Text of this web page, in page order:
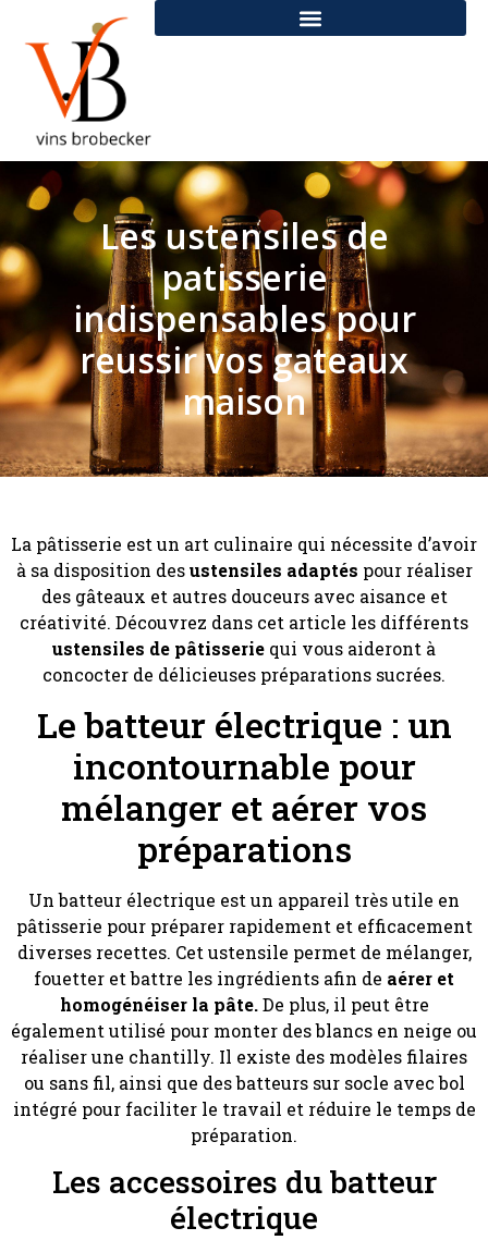
Les ustensiles de
patisserie
indispensables pour
reussir vos gateaux
maison
La pâtisserie est un art culinaire qui nécessite d’avoir
à sa disposition desustensiles adaptés pour réaliser
des gâteaux et autres douceurs avec aisance et
créativité. Découvrez dans cet article les différents
ustensiles de pâtisserie qui vous aideront à
concocter de délicieuses préparations sucrées.
Le batteur électrique : un
incontournable pour
mélanger et aérer vos
préparations
Un batteur électrique est un appareil très utile en
pâtisserie pour préparer rapidement et efficacement
diverses recettes. Cet ustensile permet de mélanger,
fouetter et battre les ingrédients afin de aérer et
homogénéiser la pâte.De plus, il peut être
également utilisé pour monter des blancs en neige ou
réaliser une chantilly. Il existe des modèles filaires
ou sans fil, ainsi que des batteurs sur socle avec bol
intégré pour faciliter le travail et réduire le temps de
préparation.
Les accessoires du batteur
électrique